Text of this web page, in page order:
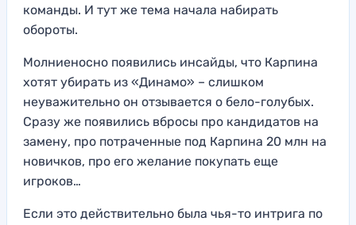
команды. И тут же тема начала набирать
обороты.
Молниеносно появились инсайды, что Карпина
хотят убирать из «Динамо» – слишком
неуважительно он отзывается о бело-голубых.
Сразу же появились вбросы про кандидатов на
замену, про потраченные под Карпина 20 млн на
новичков, про его желание покупать еще
игроков…
Если это действительно была чья-то интрига по